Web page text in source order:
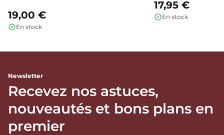
19,00 €
En stock
17,95 €
En stock
Newsletter
Recevez nos astuces,
nouveautés et bons plans en
premier